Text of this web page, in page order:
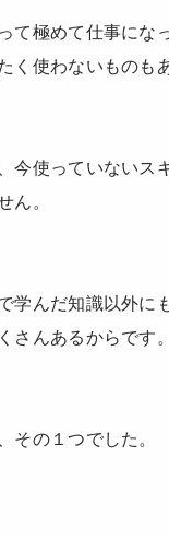
て極めて仕事にな
く使わないものも
今使っていないス
ん。
学んだ知識以外に
さんあるからです。
その１つでした。